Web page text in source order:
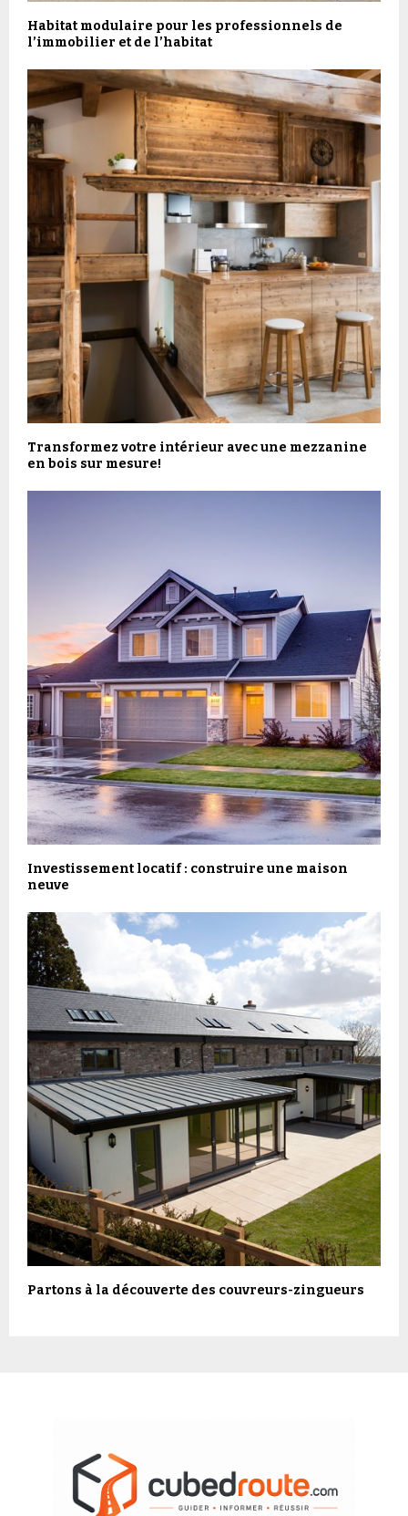
Habitat modulaire pour les professionnels de
l’immobilier et de l’habitat
Transformez votre intérieur avec une mezzanine
en bois sur mesure!
Investissement locatif : construire une maison
neuve
Partons à la découverte des couvreurs-zingueurs